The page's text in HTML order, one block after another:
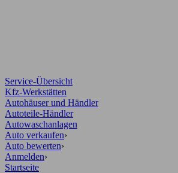
Service-Übersicht
Kfz-Werkstätten
Autohäuser und Händler
Autoteile-Händler
Autowaschanlagen
Auto verkaufen›
Auto bewerten›
Anmelden›
Startseite